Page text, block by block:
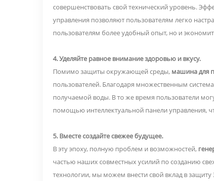
совершенствовать свой технический уровень.
управления позволяют пользователям легко
пользователям более удобный опыт, но и
4. Уделяйте равное внимание здоровью и вкусу.
Помимо защиты окружающей среды, машина для
пользователей. Благодаря множественным
получаемой воды. В то же время пользователи
помощью интеллектуальной панели управления,
5. Вместе создайте свежее будущее.
В эту эпоху, полную проблем и возможностей,
частью наших совместных усилий по созданию
технологии, мы можем внести свой вклад в